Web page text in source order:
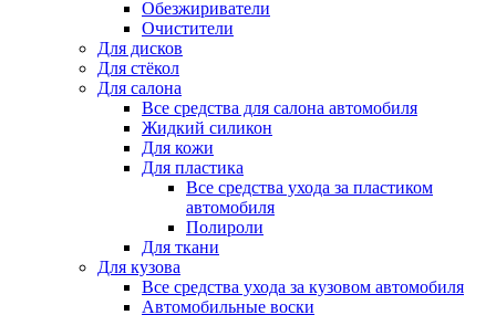
Обезжириватели
Очистители
Для дисков
Для стёкол
Для салона
Все средства для салона автомобиля
Жидкий силикон
Для кожи
Для пластика
Все средства ухода за пластиком
автомобиля
Полироли
Для ткани
Для кузова
Все средства ухода за кузовом автомобиля
Автомобильные воски